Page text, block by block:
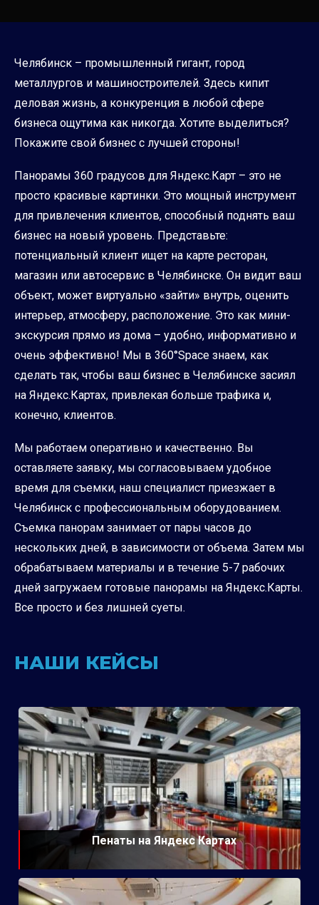
Челябинск – промышленный гигант, город
металлургов и машиностроителей. Здесь кипит
деловая жизнь, а конкуренция в любой сфере
бизнеса ощутима как никогда. Хотите выделиться?
Покажите свой бизнес с лучшей стороны!
Панорамы 360 градусов для Яндекс.Карт – это не
просто красивые картинки. Это мощный инструмент
для привлечения клиентов, способный поднять ваш
бизнес на новый уровень. Представьте:
потенциальный клиент ищет на карте ресторан,
магазин или автосервис в Челябинске. Он видит ваш
объект, может виртуально «зайти» внутрь, оценить
интерьер, атмосферу, расположение. Это как мини-
экскурсия прямо из дома – удобно, информативно и
очень эффективно! Мы в 360°Space знаем, как
сделать так, чтобы ваш бизнес в Челябинске засиял
на Яндекс.Картах, привлекая больше трафика и,
конечно, клиентов.
Мы работаем оперативно и качественно. Вы
оставляете заявку, мы согласовываем удобное
время для съемки, наш специалист приезжает в
Челябинск с профессиональным оборудованием.
Съемка панорам занимает от пары часов до
нескольких дней, в зависимости от объема. Затем мы
обрабатываем материалы и в течение 5-7 рабочих
дней загружаем готовые панорамы на Яндекс.Карты.
Все просто и без лишней суеты.
НАШИ КЕЙСЫ
Пенаты на Яндекс Картах